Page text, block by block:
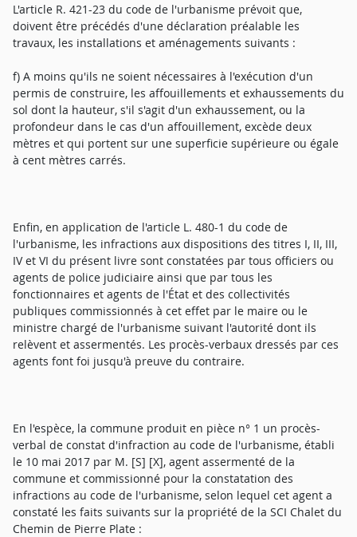
L'article R. 421-23 du code de l'urbanisme prévoit que,
doivent être précédés d'une déclaration préalable les
travaux, les installations et aménagements suivants :
f) A moins qu'ils ne soient nécessaires à l'exécution d'un
permis de construire, les affouillements et exhaussements du
sol dont la hauteur, s'il s'agit d'un exhaussement, ou la
profondeur dans le cas d'un affouillement, excède deux
mètres et qui portent sur une superficie supérieure ou égale
à cent mètres carrés.
Enfin, en application de l'article L. 480-1 du code de
l'urbanisme, les infractions aux dispositions des titres I, II, III,
IV et VI du présent livre sont constatées par tous officiers ou
agents de police judiciaire ainsi que par tous les
fonctionnaires et agents de l'État et des collectivités
publiques commissionnés à cet effet par le maire ou le
ministre chargé de l'urbanisme suivant l'autorité dont ils
relèvent et assermentés. Les procès-verbaux dressés par ces
agents font foi jusqu'à preuve du contraire.
En l'espèce, la commune produit en pièce n° 1 un procès-
verbal de constat d'infraction au code de l'urbanisme, établi
le 10 mai 2017 par M. [S] [X], agent assermenté de la
commune et commissionné pour la constatation des
infractions au code de l'urbanisme, selon lequel cet agent a
constaté les faits suivants sur la propriété de la SCI Chalet du
Chemin de Pierre Plate :